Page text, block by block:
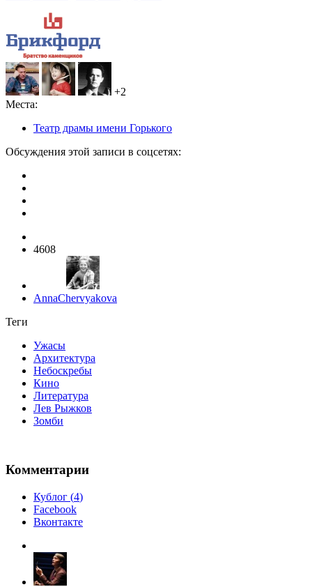
+2
Места:
Театр драмы имени Горького
Обсуждения этой записи в соцсетях:
4608
AnnaChervyakova
Теги
Ужасы
Архитектура
Небоскребы
Кино
Литература
Лев Рыжков
Зомби
Комментарии
Кублог (4)
Facebook
Вконтакте